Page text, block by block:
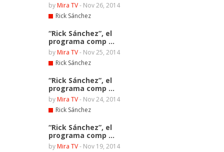
byMira TV- Nov 26, 2014
Rick Sánchez
“Rick Sánchez”, el
programa comp ...
byMira TV- Nov 25, 2014
Rick Sánchez
“Rick Sánchez”, el
programa comp ...
byMira TV- Nov 24, 2014
Rick Sánchez
“Rick Sánchez”, el
programa comp ...
byMira TV- Nov 19, 2014